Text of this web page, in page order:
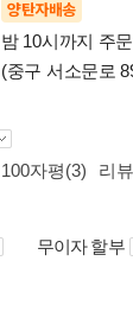
양탄자배송
밤 10시까지 주
(중구 서소문로
100자평(3) 리
무이자 할부